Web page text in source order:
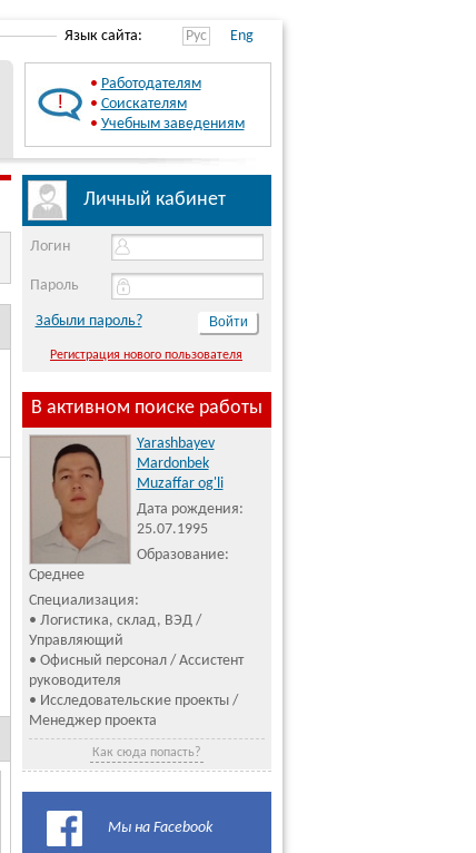
Язык сайта: Рус Eng
• Работодателям
• Соискателям
• Учебным заведениям
Личный кабинет
Логин
Пароль
Забыли пароль?
Регистрация нового пользователя
В активном поиске работы
Yarashbayev
Mardonbek
Muzaffar og'li
Дата рождения:
25.07.1995
Образование:
Среднее
Специализация:
• Логистика, склад, ВЭД /
Управляющий
• Офисный персонал / Ассистент
руководителя
• Исследовательские проекты /
Менеджер проекта
Как сюда попасть?
Мы на Facebook